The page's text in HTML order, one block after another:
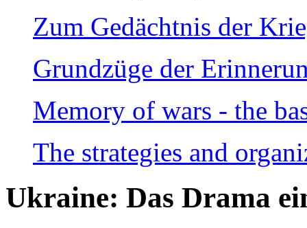
Zum Gedächtnis der
Grundzüge der
Memory of wars - the
The strategies and
Ukraine: Das Drama